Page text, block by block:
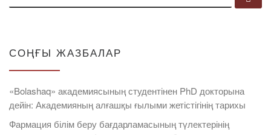
СОҢҒЫ ЖАЗБАЛАР
«Bolashaq» академиясының студентінен PhD докторына
дейін: Академияның алғашқы ғылыми жетістігінің тарихы
Фармация білім беру бағдарламасының түлектерінің